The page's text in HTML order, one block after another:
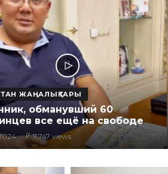
ЖАҢАЛЫҚТАРЫ
обманувший 60
все ещё на свободе
7,747 views